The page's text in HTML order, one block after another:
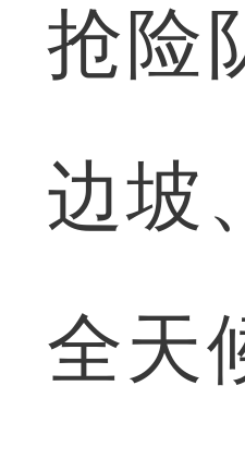
抢险
边坡
全天